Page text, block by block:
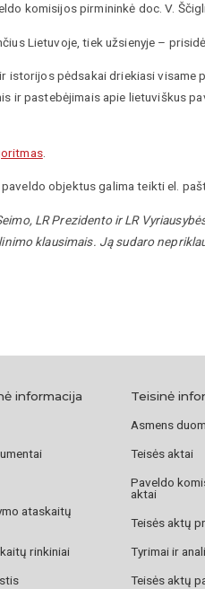
komisijos pirmininkė doc. V.
Lietuvoje, tiek užsienyje –
istorijos pėdsakai driekiasi visame
ir pastebėjimais apie lietuviškus
.
objektus galima teikti el.
LR Prezidento ir LR
klausimais. Ją sudaro
informacija
ataskaitų
rinkiniai
Teisinė
Asmens
Teisės aktai
Paveldo
aktai
Teisės aktų
Tyrimai ir
Teisės aktų